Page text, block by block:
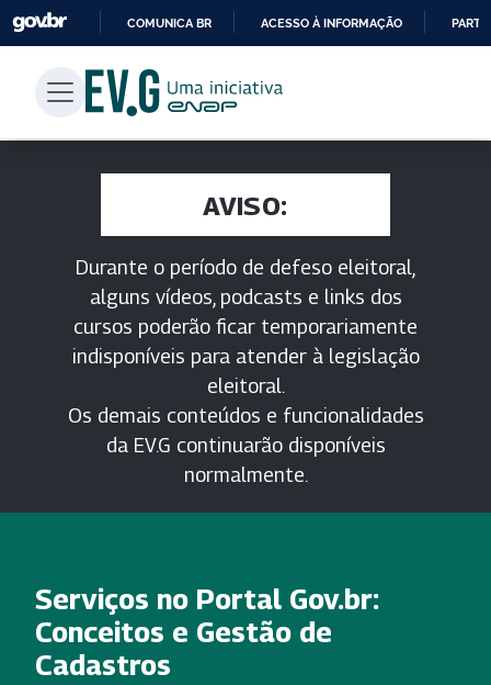
PARA
CONTEÚDO
COMUNICA BR ACESSO À INFORMAÇÃO
AVISO:
Durante o período de defeso eleitoral,
alguns vídeos, podcasts e links dos
cursos poderão ficar temporariamente
indisponíveis para atender à legislação
eleitoral.
Os demais conteúdos e funcionalidades
da EV.G continuarão disponíveis
normalmente.
Serviços no Portal Gov.br:
Conceitos e Gestão de
Cadastros